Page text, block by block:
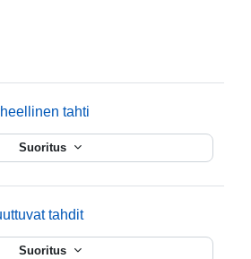
tahti
Suoritus
tahditmmusic
Suoritus